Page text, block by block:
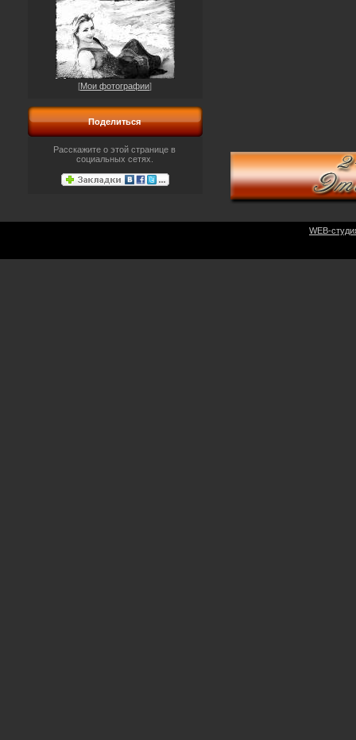
[Мои фотографии]
Поделиться
Расскажите о этой странице в
социальных сетях.
WEB-